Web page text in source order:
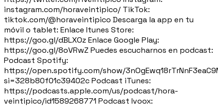
instagram.com/horaveintipico/ TikTok:
tiktok.com/@horaveintipico Descarga la app en tu
móvil o tablet: Enlace Itunes Store:
https://goo.gl/dBLXOz Enlace Google Play:
https://goo.gl/8oVRwZ Puedes escucharnos en podcast:
Podcast Spotify:
https://open.spotify.com/show/
si=328b80f01c39402c Podcast iTunes:
https://podcasts.apple.com/us/podcast/hora-
veintipico/id1589268771 Podcast Ivoox: